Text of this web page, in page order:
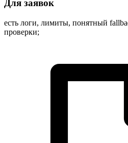
Для заявок
есть логи, лимиты, понятный
проверки;